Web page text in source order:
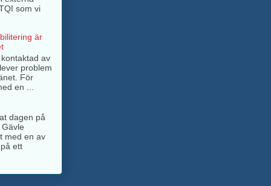
som vi
är
av
problem
För
en ...
dagen på
med en av
ett